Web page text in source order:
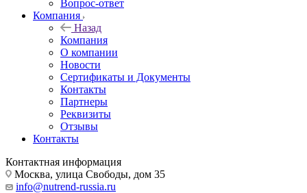
Вопрос-ответ
Компания
Назад
Компания
О компании
Новости
Сертификаты и Документы
Контакты
Партнеры
Реквизиты
Отзывы
Контакты
Контактная информация
Москва, улица Свободы, дом 35
info@nutrend-russia.ru